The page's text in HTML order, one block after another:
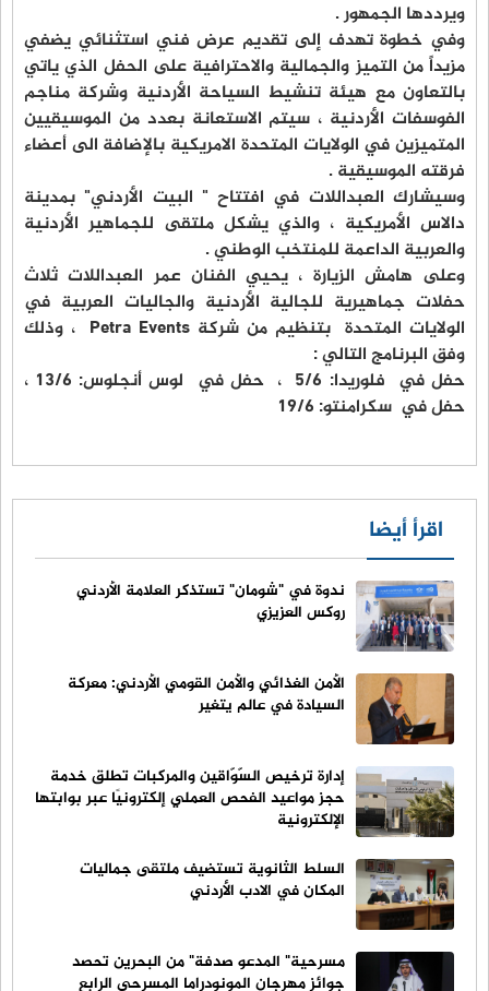
ويرددها الجمهور .
وفي خطوة تهدف إلى تقديم عرض فني استثنائي يضفي
مزيداً من التميز والجمالية والاحترافية على الحفل الذي ياتي
بالتعاون مع هيئة تنشيط السياحة الأردنية وشركة مناجم
الفوسفات الأردنية ، سيتم الاستعانة بعدد من الموسيقيين
المتميزين في الولايات المتحدة الامريكية بالإضافة الى أعضاء
فرقته الموسيقية .
وسيشارك العبداللات في افتتاح " البيت الأردني" بمدينة
دالاس الأمريكية ، والذي يشكل ملتقى للجماهير الأردنية
والعربية الداعمة للمنتخب الوطني .
وعلى هامش الزيارة ، يحيي الفنان عمر العبداللات ثلاث
حفلات جماهيرية للجالية الأردنية والجاليات العربية في
الولايات المتحدة بتنظيم من شركة Petra Events ، وذلك
وفق البرنامج التالي :
حفل في فلوريدا: 5/6 ، حفل في لوس أنجلوس: 13/6 ،
حفل في سكرامنتو: 19/6
اقرأ أيضا
ندوة في "شومان" تستذكر العلامة الأردني
روكس العزيزي
الأمن الغذائي والأمن القومي الأردني: معركة
السيادة في عالم يتغير
إدارة ترخيص السّوّاقين والمركبات تطلق خدمة
حجز مواعيد الفحص العملي إلكترونيًا عبر بوابتها
الإلكترونية
السلط الثانوية تستضيف ملتقى جماليات
المكان في الادب الأردني
مسرحية" المدعو صدفة" من البحرين تحصد
جوائز مهرجان المونودراما المسرحي الرابع